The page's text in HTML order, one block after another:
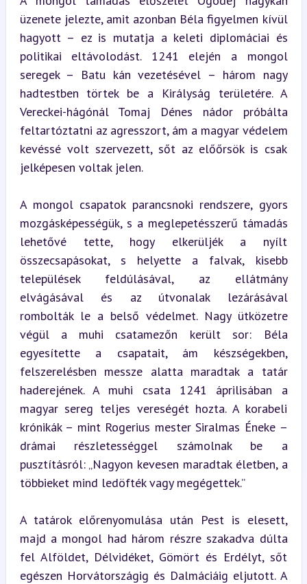
üzenete jelezte, amit azonban Béla figyelmen kívül
hagyott – ez is mutatja a keleti diplomáciai és
politikai eltávolodást. 1241 elején a mongol
seregek – Batu kán vezetésével – három nagy
hadtestben törtek be a Királyság területére. A
Vereckei-hágónál Tomaj Dénes nádor próbálta
feltartóztatni az agresszort, ám a magyar védelem
kevéssé volt szervezett, sőt az előőrsök is csak
jelképesen voltak jelen.
A mongol csapatok parancsnoki rendszere, gyors
mozgásképességük, s a meglepetésszerű támadás
lehetővé tette, hogy elkerüljék a nyílt
összecsapásokat, s helyette a falvak, kisebb
települések feldúlásával, az ellátmány
elvágásával és az útvonalak lezárásával
rombolták le a belső védelmet. Nagy ütközetre
végül a muhi csatamezőn került sor: Béla
egyesítette a csapatait, ám készségekben,
felszerelésben messze alatta maradtak a tatár
haderejének. A muhi csata 1241 áprilisában a
magyar sereg teljes vereségét hozta. A korabeli
krónikák – mint Rogerius mester Siralmas Éneke –
drámai részletességgel számolnak be a
pusztításról: „Nagyon kevesen maradtak életben, a
többieket mind ledöfték vagy megégettek.”
A tatárok előrenyomulása után Pest is elesett,
majd a mongol had három részre szakadva dúlta
fel Alföldet, Délvidéket, Gömört és Erdélyt, sőt
egészen Horvátországig és Dalmáciáig eljutott. A